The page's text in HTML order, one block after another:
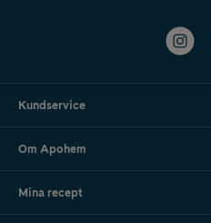
Kundservice
Om Apohem
Mina recept